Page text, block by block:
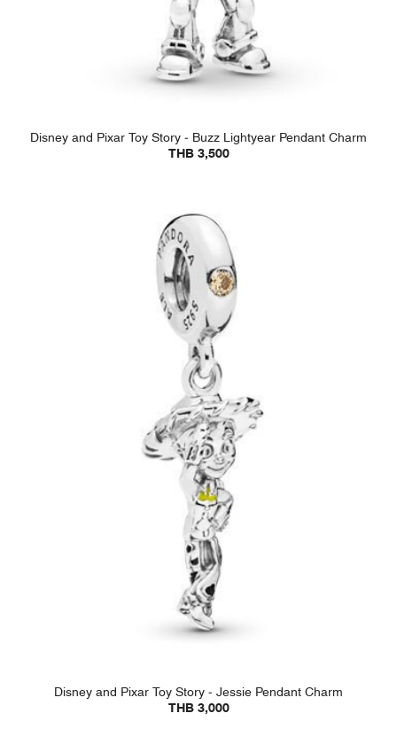
Disney and Pixar Toy Story - Buzz Lightyear Pendant Charm
THB 3,500
Disney and Pixar Toy Story - Jessie Pendant Charm
THB 3,000